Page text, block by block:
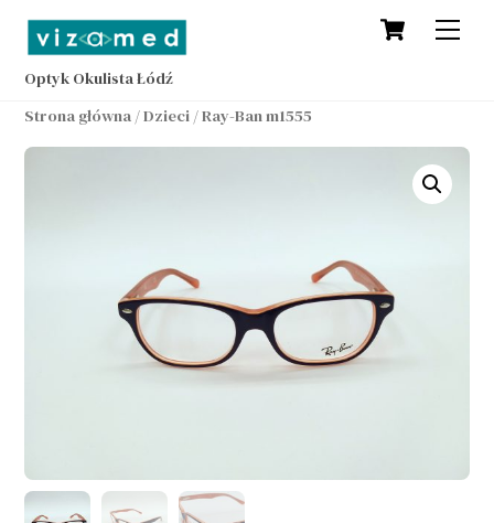
content
Cart
Optyk Okulista Łódź
Strona główna /Dzieci / Ray-Ban m1555